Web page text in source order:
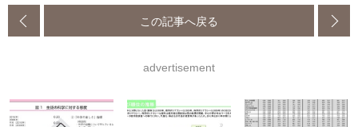
この記事へ戻る
advertisement